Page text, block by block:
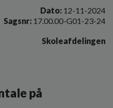
Dato: 12-11-2024
Sagsnr: 17.00.00-G01-23-24
Skoleafdelingen
på